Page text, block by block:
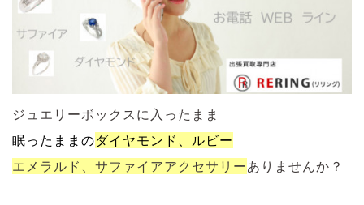
ジュエリーボックスに入ったまま
眠ったままのダイヤモンド、ルビー
エメラルド、サファイアアクセサリーありませんか？